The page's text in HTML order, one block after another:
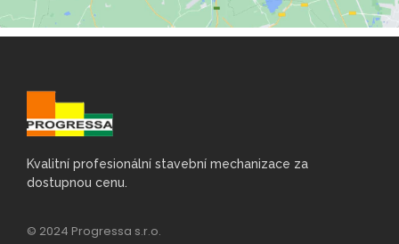
Kvalitní profesionální stavební mechanizace za
dostupnou cenu.
© 2024 Progressa s.r.o.